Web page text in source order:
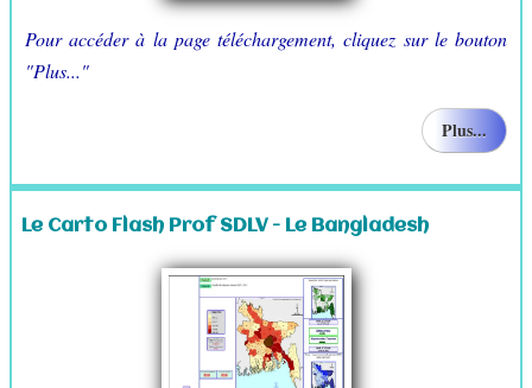
Pour accéder à la page téléchargement, cliquez sur le bouton
"Plus..."
Plus...
Le Carto Flash Prof SDLV - Le Bangladesh